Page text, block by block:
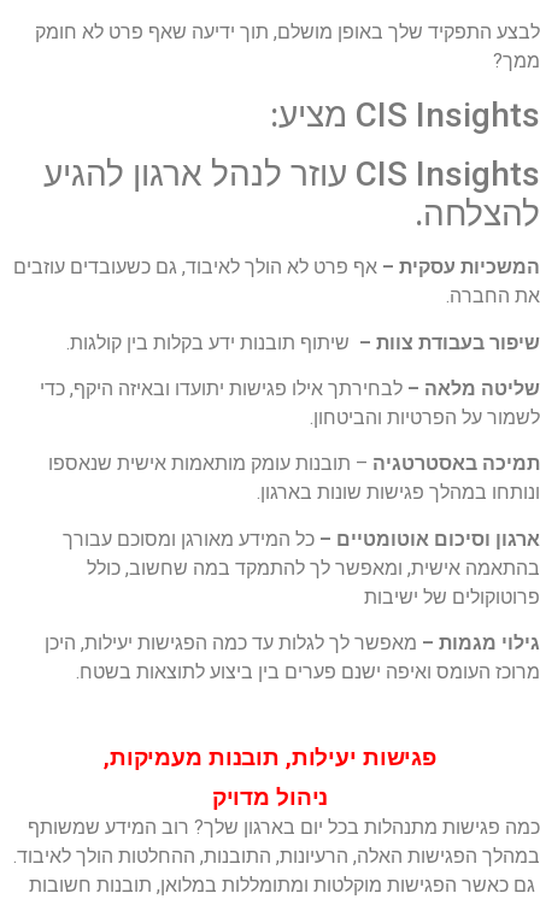
לבצע התפקיד שלך באופן מושלם, תוך ידיעה שאף פרט לא חומק
ממך?
CIS Insights מציע:
CIS Insights עוזר לנהל ארגון להגיע
להצלחה.
המשכיות עסקית – אף פרט לא הולך לאיבוד, גם כשעובדים עוזבים
את החברה.
שיפור בעבודת צוות – שיתוף תובנות ידע בקלות בין קולגות.
שליטה מלאה – לבחירתך אילו פגישות יתועדו ובאיזה היקף, כדי
לשמור על הפרטיות והביטחון.
תמיכה באסטרטגיה – תובנות עומק מותאמות אישית שנאספו
ונותחו במהלך פגישות שונות בארגון.
ארגון וסיכום אוטומטיים – כל המידע מאורגן ומסוכם עבורך
בהתאמה אישית, ומאפשר לך להתמקד במה שחשוב, כולל
פרוטוקולים של ישיבות
גילוי מגמות – מאפשר לך לגלות עד כמה הפגישות יעילות, היכן
מרוכז העומס ואיפה ישנם פערים בין ביצוע לתוצאות בשטח.
פגישות יעילות, תובנות מעמיקות,
ניהול מדויק
כמה פגישות מתנהלות בכל יום בארגון שלך? רוב המידע שמשותף
במהלך הפגישות האלה, הרעיונות, התובנות, ההחלטות הולך לאיבוד.
גם כאשר הפגישות מוקלטות ומתומללות במלואן, תובנות חשובות